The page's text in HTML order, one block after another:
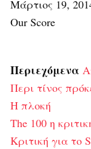
Μάρτιος 19,
Our Score
Περιεχόμενα
Περι τίνος
Η πλοκή
The 100 η
Κριτική για το